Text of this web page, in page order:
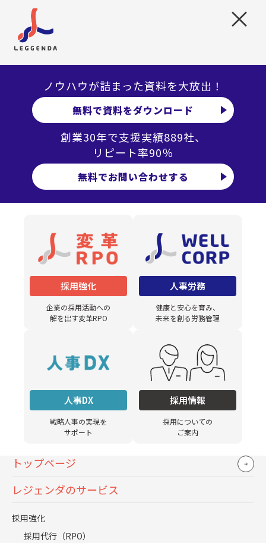
×
ノウハウが詰まった資料を大放出！
無料で資料をダウンロード
創業30年で支援実績889社、
リピート率90％
無料でお問い合わせする
採用強化
企業の採用活動への
解を出す変革RPO
人事労務
健康と安心を育み、
未来を創る労務管理
人事DX
戦略人事の実現を
サポート
採用情報
採用についての
ご案内
トップページ
レジェンダのサービス
採用強化
採用代行（RPO）
目標設定
な目標を設定し、達成するための計画を立てます。
環境整備: 合理的配慮を意識したマニュアルの整備
やバリアフリー設計を行い、障がい者の方が働きや
すい環境を整えます。
教育とトレーニング:全従業員に対して障がい者雇
用に対する理解を深める教育やトレーニングを提供
します。従業員理解の不足により、雇用した方がす
ぐに辞めてしまうケースは少なくありません。トレ
ーニングと併せて、理解を得ることが難しい場合は
フォロー体制の変更も視野に入れていきましょう。
採用プロセスの見直し:支援施設と協力体制をとっ
やすい採用プロセスを整備したり、採用後に働くイ
メージが沸きやすいよう職場見学を導入するなど、
積極的に採用活動を行います。
定期的な評価と改善 :障がい者雇用の状況を従業員
アンケートやパフォーマンス評価を通じて定期的に
評価し、必要に応じて採用方法からフォロー体制に
おける改善策を講じます。
まとめ
障がい者雇用は、企業がダイバーシティ＆インクルージョ
ンを推進し、持続可能な成長を実現するために欠かせない
要素です。過去5年間で障がい者全体の雇用数は約24.3%増
らも、障がい者雇用の重要性が高まっていることがわかり
ます。労働人口不足が深刻化する中、障がい者の方が働き
やすい環境を整えることは、企業にとって戦略的な課題で
あり、合理的配慮を通じて多様な人材が活躍できる職場を
実現することが求められています。これにより、企業全体
の生産性向上や業務効率化が期待できるだけでなく、社会